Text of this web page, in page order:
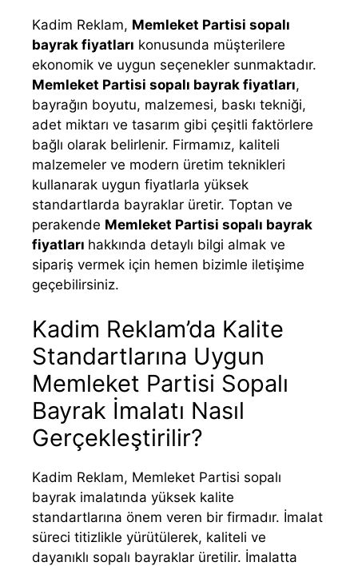
Kadim Reklam, Memleket Partisi sopalı
bayrak fiyatları konusunda müşterilere
ekonomik ve uygun seçenekler sunmaktadır.
Memleket Partisi sopalı bayrak fiyatları,
bayrağın boyutu, malzemesi, baskı tekniği,
adet miktarı ve tasarım gibi çeşitli faktörlere
bağlı olarak belirlenir. Firmamız, kaliteli
malzemeler ve modern üretim teknikleri
kullanarak uygun fiyatlarla yüksek
standartlarda bayraklar üretir. Toptan ve
perakende Memleket Partisi sopalı bayrak
fiyatları hakkında detaylı bilgi almak ve
sipariş vermek için hemen bizimle iletişime
geçebilirsiniz.
Kadim Reklam’da Kalite
Standartlarına Uygun
Memleket Partisi Sopalı
Bayrak İmalatı Nasıl
Gerçekleştirilir?
Kadim Reklam, Memleket Partisi sopalı
bayrak imalatında yüksek kalite
standartlarına önem veren bir firmadır. İmalat
süreci titizlikle yürütülerek, kaliteli ve
dayanıklı sopalı bayraklar üretilir. İmalatta